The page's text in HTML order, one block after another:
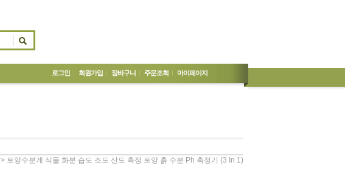
로그인 회원가입 장바구니 주문조회 마이페이지
> 토양수분계 식물 화분 습도 조도 산도 측정 토양 흙 수분 Ph 측정기 (3 In 1)